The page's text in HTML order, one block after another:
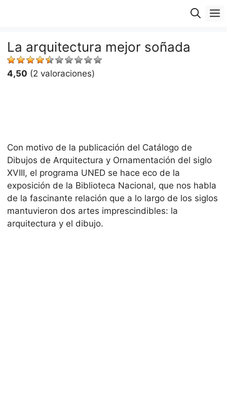
La arquitectura mejor soñada
4,50 (2 valoraciones)
Con motivo de la publicación del Catálogo de
Dibujos de Arquitectura y Ornamentación del siglo
XVIII, el programa UNED se hace eco de la
exposición de la Biblioteca Nacional, que nos habla
de la fascinante relación que a lo largo de los siglos
mantuvieron dos artes imprescindibles: la
arquitectura y el dibujo.